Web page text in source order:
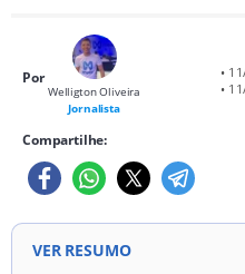
Por
Welligton Oliveira
Jornalista
•
•
Compartilhe:
VER RESUMO